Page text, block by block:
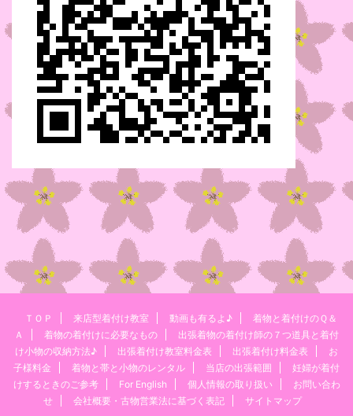
ＴＯＰ 来店型着付け教室 動画も有るよ♪
着物と着付けのＱ＆
Ａ
着物の着付けに必要なもの
出張着物の着付け師の７つ道具と着付
け小物の収納方法♪
出張着付け教室料金表 出張着付け料金表
お
子様料金
着物と帯と小物のレンタル 当店の出張範囲
妊婦が着付
けするときのご参考
For English 個人情報の取り扱い
お問い合わ
せ
会社概要・古物営業法に基づく表記 サイトマップ